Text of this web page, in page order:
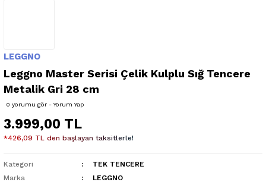
LEGGNO
Leggno Master Serisi Çelik Kulplu Sığ Tencere
Metalik Gri 28 cm
0 yorumu gör - Yorum Yap
3.999,00 TL
*426,09 TL den başlayan taksitlerle!
Kategori
TEK TENCERE
Marka
LEGGNO